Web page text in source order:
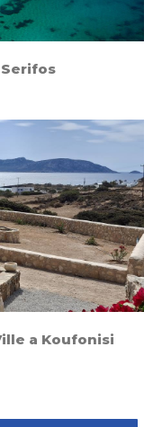
Serifos
a Koufonisi